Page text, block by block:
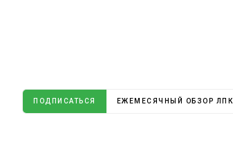
ПОДПИСАТЬСЯ ЕЖЕМЕСЯЧНЫЙ ОБЗОР ЛПК